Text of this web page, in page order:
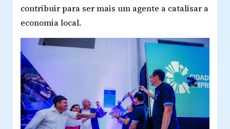
contribuir para ser mais um agente a catalisar a
economia local.